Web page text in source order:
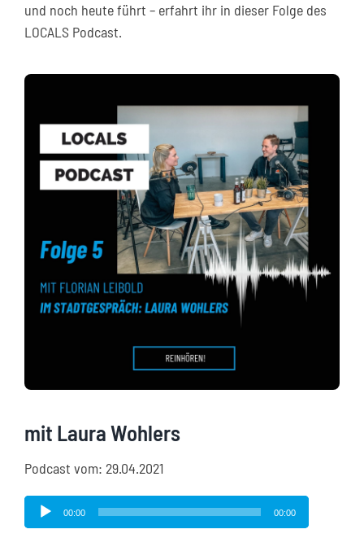
und noch heute führt – erfahrt ihr in dieser Folge des
LOCALS Podcast.
mit Laura Wohlers
Podcast vom: 29.04.2021
Audio-
Player
00:00 00:00